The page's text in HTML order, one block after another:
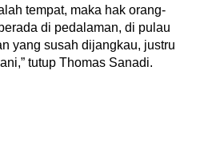
tempat, maka hak orang-
di pedalaman, di pulau
yang susah dijangkau, justru
tutup Thomas Sanadi.